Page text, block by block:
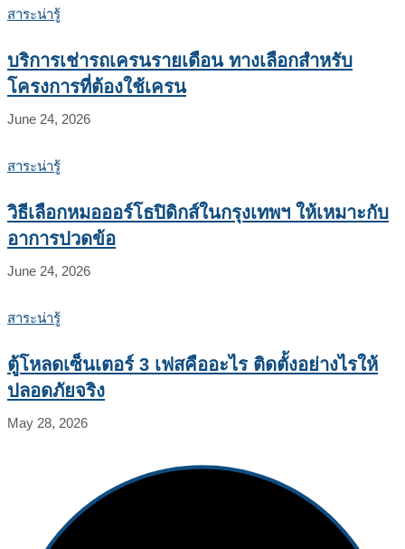
สาระน่ารู้
บริการเช่ารถเครนรายเดือน ทางเลือกสำหรับ
โครงการที่ต้องใช้เครน
June 24, 2026
สาระน่ารู้
วิธีเลือกหมอออร์โธปิดิกส์ในกรุงเทพฯ ให้เหมาะกับ
อาการปวดข้อ
June 24, 2026
สาระน่ารู้
ตู้โหลดเซ็นเตอร์ 3 เฟสคืออะไร ติดตั้งอย่างไรให้
ปลอดภัยจริง
May 28, 2026